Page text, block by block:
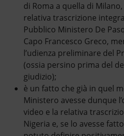
di Roma a quella di
relativa trascrizione
Pubblico Ministero De
Capo Francesco Greco,
l’udienza preliminare del
(ossia persino prima del
giudizio);
è un fatto che già in quel
Ministero avesse dunque
video e la relativa
Nigeria e, se lo avesse